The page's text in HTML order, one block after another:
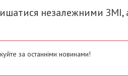
незалежними ЗМІ,
за останніми новинами!